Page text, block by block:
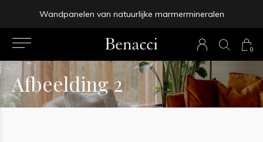
0
Wandpanelen van natuurlijke marmermineralen
prev
next
Afbeelding 2